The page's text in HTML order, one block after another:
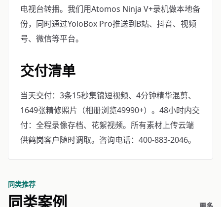
电视台转播。我们用Atomos Ninja V+录机做本地备
份，同时通过YoloBox Pro推送到B站、抖音、视频
号、微信等平台。
交付清单
当天交付：3条15秒集锦短视频、4分钟精华混剪、
1649张精修照片（相册浏览49990+）。48小时内交
付：全程录像存档、花絮视频。所有素材上传云端
供鹤岗客户随时调取。咨询电话：400-883-2046。
同类推荐
同类案例